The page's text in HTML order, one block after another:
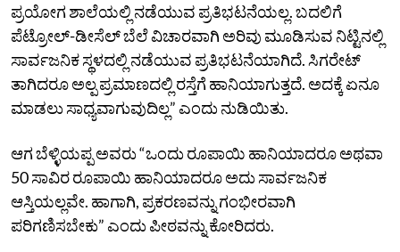
ಪ್ರಯೋಗ ಶಾಲೆಯಲ್ಲಿ ನಡೆಯುವ ಪ್ರತಿಭಟನೆಯಲ್ಲ. ಬದಲಿಗೆ
ಪೆಟ್ರೋಲ್-ಡೀಸೆಲ್‌ ಬೆಲೆ ವಿಚಾರವಾಗಿ ಅರಿವು ಮೂಡಿಸುವ ನಿಟ್ಟಿನಲ್ಲಿ
ಸಾರ್ವಜನಿಕ ಸ್ಥಳದಲ್ಲಿ ನಡೆಯುವ ಪ್ರತಿಭಟನೆಯಾಗಿದೆ. ಸಿಗರೇಟ್
ತಾಗಿದರೂ ಅಲ್ಪ ಪ್ರಮಾಣದಲ್ಲಿ ರಸ್ತೆಗೆ ಹಾನಿಯಾಗುತ್ತದೆ. ಅದಕ್ಕೆ ಏನೂ
ಮಾಡಲು ಸಾಧ್ಯವಾಗುವುದಿಲ್ಲ” ಎಂದು ನುಡಿಯಿತು.
ಆಗ ಬೆಳ್ಳಿಯಪ್ಪ ಅವರು “ಒಂದು ರೂಪಾಯಿ ಹಾನಿಯಾದರೂ ಅಥವಾ
50 ಸಾವಿರ ರೂಪಾಯಿ ಹಾನಿಯಾದರೂ ಅದು ಸಾರ್ವಜನಿಕ
ಆಸ್ತಿಯಲ್ಲವೇ. ಹಾಗಾಗಿ, ಪ್ರಕರಣವನ್ನು ಗಂಭೀರವಾಗಿ
ಪರಿಗಣಿಸಬೇಕು” ಎಂದು ಪೀಠವನ್ನು ಕೋರಿದರು.